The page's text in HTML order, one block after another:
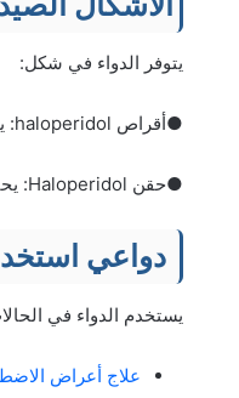
يتوفر‌ ‌الدواء‌ ‌في‌ ‌شكل:‌ ‌
●أقراص haloperidol‌:‌ ‌يحتوي‌ ‌كل‌ ‌قرص‌ ‌على‌ (0.5، 1، 2، 5، 10، أو 20)‌ ‌مجم‌ ‌من‌ ‌المادة‌ ‌الفعالة‌ هالوبيريدول.‌ ‌
●حقن Haloperidol‌:‌ ‌يحتوي‌ ‌على‌(50 أو 100)‌ ‌مجم‌ ‌من‌ ‌المادة‌ ‌الفعالة‌ هالوبيريدول.‌ ‌
‌دواعي
يستخدم الدواء في
علاج أعراض